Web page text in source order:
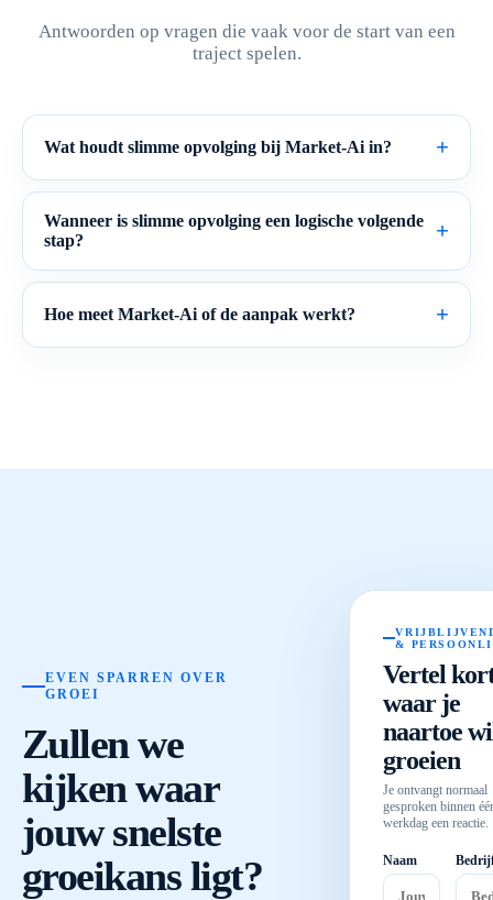
Antwoorden op vragen die vaak voor de start van een
traject spelen.
Wat houdt slimme opvolging bij Market-Ai in?
Wanneer is slimme opvolging een logische volgende
stap?
Hoe meet Market-Ai of de aanpak werkt?
EVEN SPARREN OVER
GROEI
Zullen we
kijken waar
jouw snelste
groeikans ligt?
&
Vertel
waar je
naartoe
groeien
Je ontvangt normaal
gesproken binnen
werkdag een reactie.
Naam